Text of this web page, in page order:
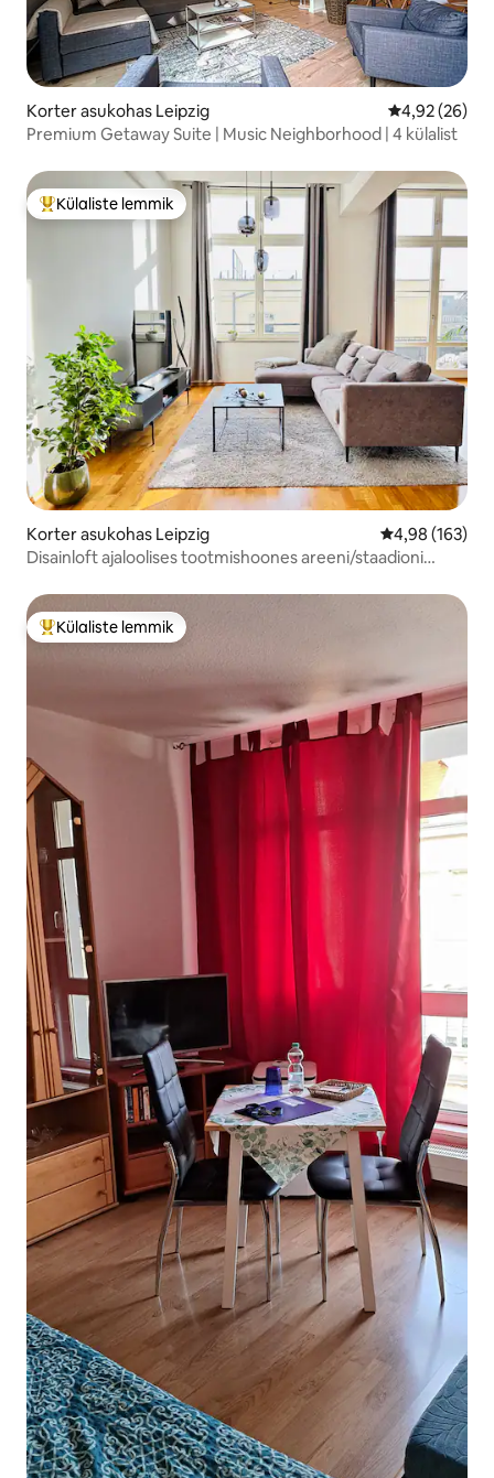
Korter asukohas Leipzig Keskmine
4,92 (26)
Premium Getaway Suite | Music Neighborhood | 4 külalist
Külaliste suur lemmik
Külaliste lemmik
Korter asukohas Leipzig Keskmine
4,98 (163)
Disainloft ajaloolises tootmishoones areeni/staadioni
Külaliste suur lemmik
Külaliste lemmik